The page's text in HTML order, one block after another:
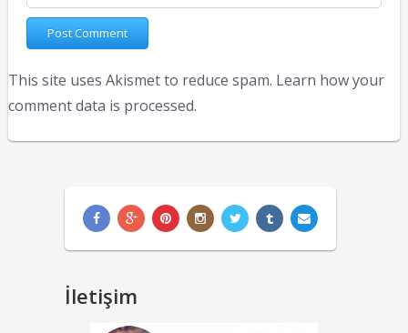
This site uses Akismet to reduce spam. Learn how your
comment data is processed.
İletişim